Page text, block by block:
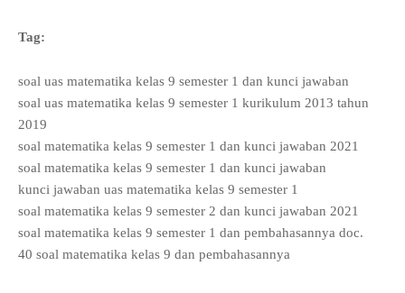
Tag:
soal uas matematika kelas 9 semester 1 dan kunci jawaban
soal uas matematika kelas 9 semester 1 kurikulum 2013 tahun
2019
soal matematika kelas 9 semester 1 dan kunci jawaban 2021
soal matematika kelas 9 semester 1 dan kunci jawaban
kunci jawaban uas matematika kelas 9 semester 1
soal matematika kelas 9 semester 2 dan kunci jawaban 2021
soal matematika kelas 9 semester 1 dan pembahasannya doc.
40 soal matematika kelas 9 dan pembahasannya